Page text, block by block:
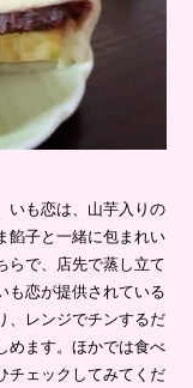
いも恋は、山芋入りの
餡子と一緒に包まれい
らで、店先で蒸し立て
も恋が提供されている
、レンジでチンするだ
めます。ほかでは食べ
チェックしてみてくだ